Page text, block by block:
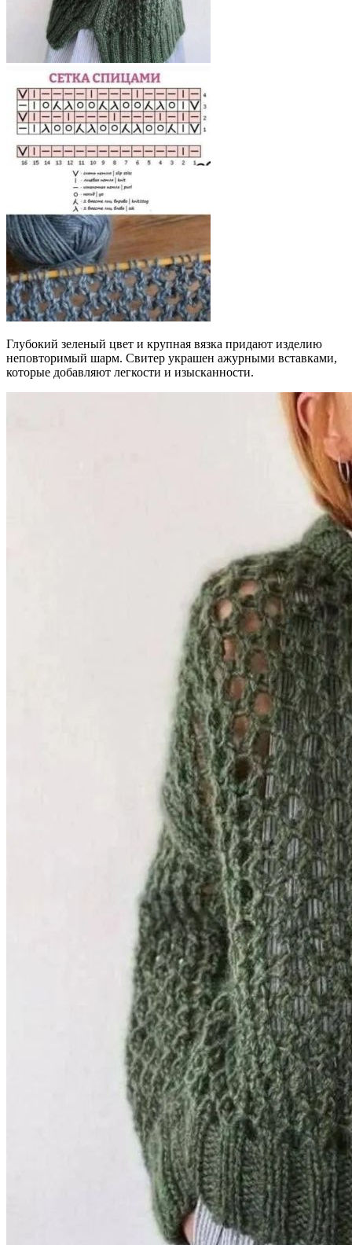
Глубокий зеленый цвет и крупная вязка придают изделию
неповторимый шарм. Свитер украшен ажурными вставками,
которые добавляют легкости и изысканности.